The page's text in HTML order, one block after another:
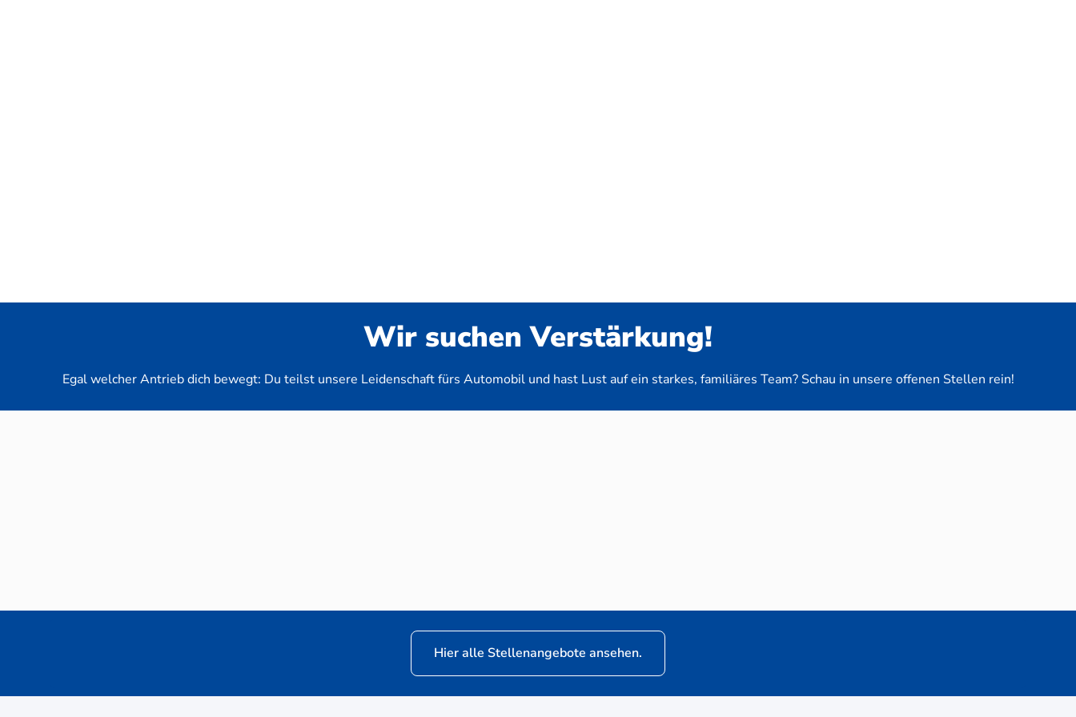
Wir suchen Verstärkung!
Egal welcher Antrieb dich bewegt: Du teilst unsere Leidenschaft fürs Automobil und hast Lust auf ein starkes, familiäres Team? Schau in unsere offenen Stellen rein!
Neuwagen-Verkaufsberater (m/w/d) für VW Nutzfahrzeuge
Hier alle Stellenangebote ansehen.